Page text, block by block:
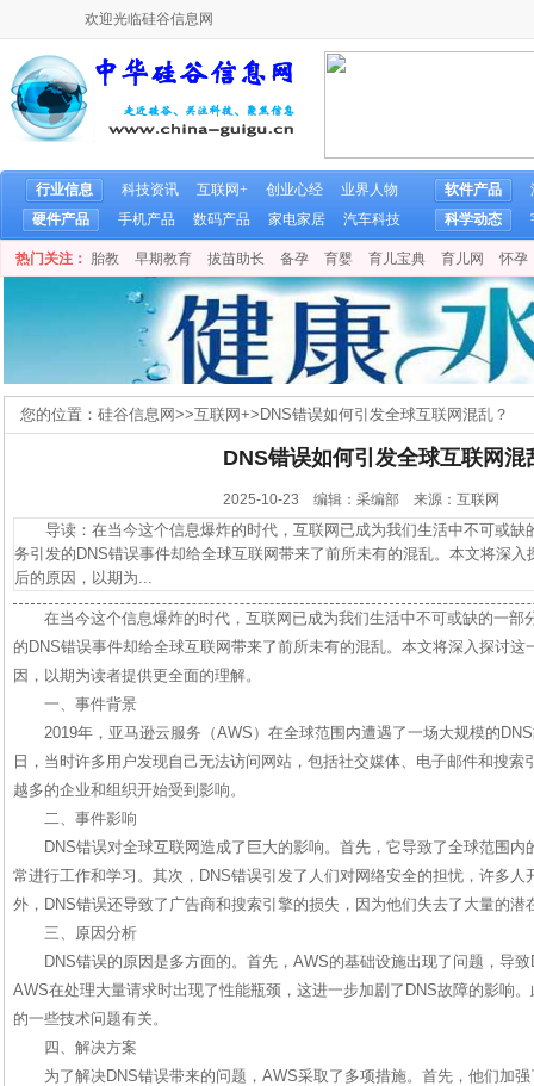
欢迎光临硅谷信息网
行业信息 科技资讯 互联网+ 创业心经
业界人物
硬件产品
手机产品 数码产品 家电家居 汽车科技
软件产品
科学动态
热门关注： 胎教 早期教育 拔苗助长 备孕 育婴 育儿宝典 育儿网 怀孕
您的位置： 硅谷信息网>>互联网+> DNS错误如何引发全球互联网混乱？
DNS错误如何引发全球互联网混
2025-10-23 编辑：采编部 来源：互联网
导读：在当今这个信息爆炸的时代，互联网已成为我们生活中不可或缺
务引发的DNS错误事件却给全球互联网带来了前所未有的混乱。本文将深
后的原因，以期为...
在当今这个信息爆炸的时代，互联网已成为我们生活中不可或缺的一部
的DNS错误事件却给全球互联网带来了前所未有的混乱。本文将深入探讨
因，以期为读者提供更全面的理解。
一、事件背景
2019年，亚马逊云服务（AWS）在全球范围内遭遇了一场大规模的
日，当时许多用户发现自己无法访问网站，包括社交媒体、电子邮件和搜
越多的企业和组织开始受到影响。
二、事件影响
DNS错误对全球互联网造成了巨大的影响。首先，它导致了全球范围
常进行工作和学习。其次，DNS错误引发了人们对网络安全的担忧，许多
外，DNS错误还导致了广告商和搜索引擎的损失，因为他们失去了大量的潜
三、原因分析
DNS错误的原因是多方面的。首先，AWS的基础设施出现了问题，导
AWS在处理大量请求时出现了性能瓶颈，这进一步加剧了DNS故障的影响
的一些技术问题有关。
四、解决方案
为了解决DNS错误带来的问题，AWS采取了多项措施。首先，他们加